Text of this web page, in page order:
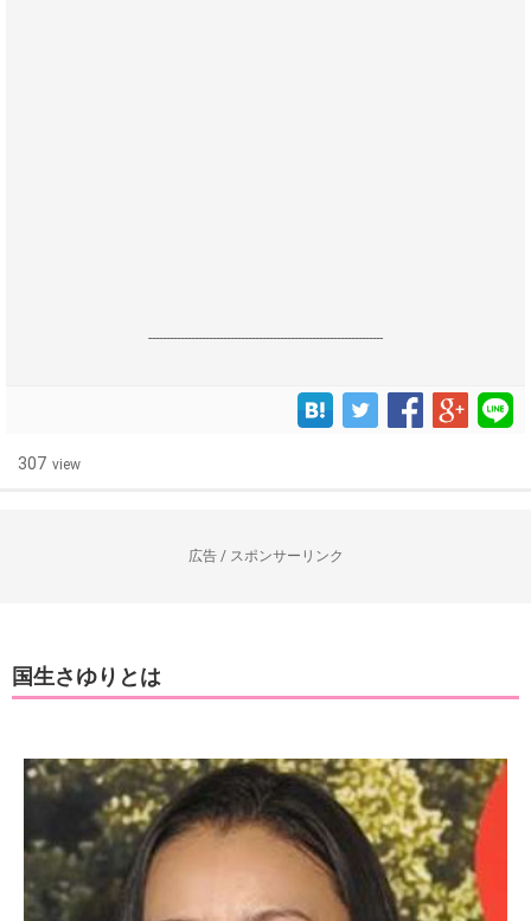
------------------------------------------------------------------
307 view
広告 / スポンサーリンク
国生さゆりとは